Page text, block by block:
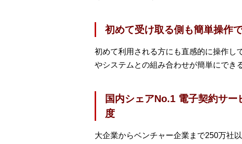
初めて受け取る側も簡単操作
初めて利用される方にも直感的に操作し
やシステムとの組み合わせが簡単にでき
国内シェアNo.1 電子契約サ
度
大企業からベンチャー企業まで250万社